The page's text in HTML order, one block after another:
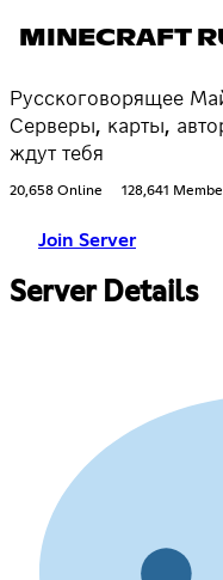
MINECRAFT
Русскоговорящее
Серверы, карты,
ждут тебя
20,658 Online 128,641
Join Server
Server Details